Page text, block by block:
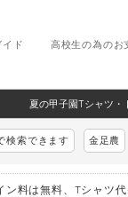
高校生の為のお
ド
夏の甲子園Tシャツ・
検索できます 金足農
料は無料、Tシャツ